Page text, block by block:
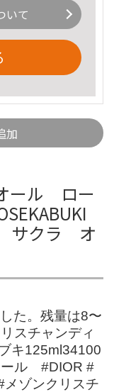
いて
加
ール ロー
サクラ オ
た。残量は8〜
スチャンディ
キ125ml34100
ル #DIOR #
ゾンクリスチ